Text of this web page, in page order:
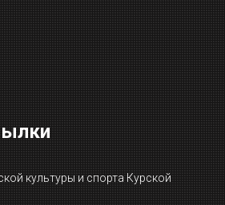
культуры и спорта Курской